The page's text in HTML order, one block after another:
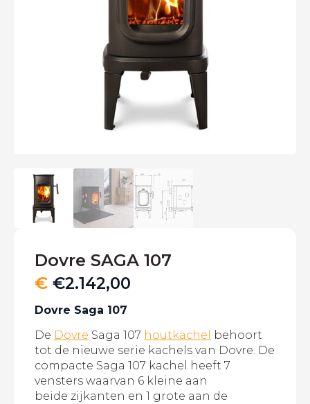
Dovre SAGA 107
€ €2.142,00
Dovre Saga 107
De Dovre Saga 107 houtkachel
behoort
tot de nieuwe serie kachels van Dovre. De
compacte Saga 107 kachel heeft 7
vensters waarvan 6 kleine aan
beide zijkanten en 1 grote aan de